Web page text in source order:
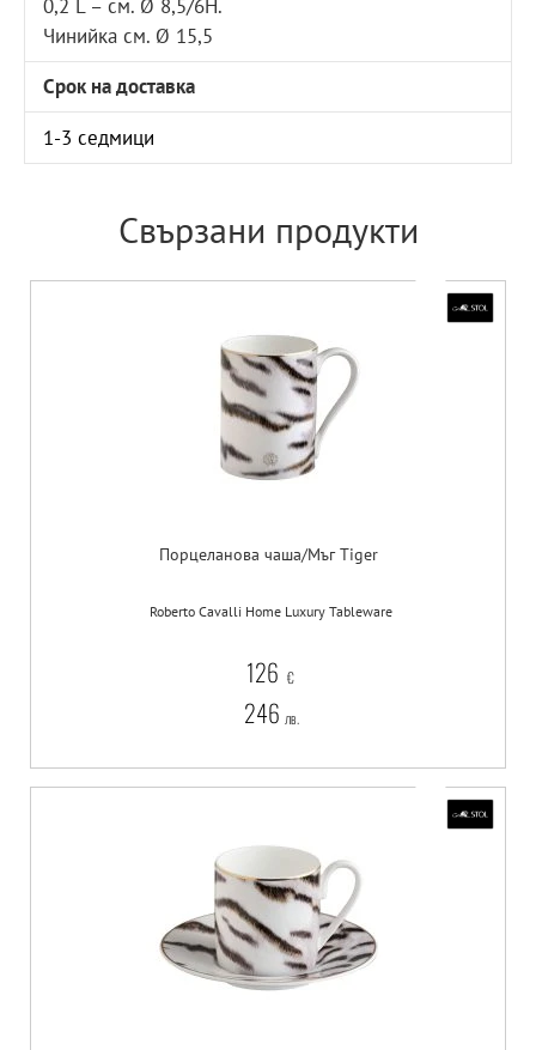
0,2 L – см. Ø 8,5/6Н.
Чинийка см. Ø 15,5
Срок на доставка
1-3 седмици
Свързани продукти
Порцеланова чаша/Мъг Tiger
Roberto Cavalli Home Luxury Tableware
126 €
246 лв.